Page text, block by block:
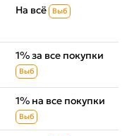
На всё Выб
1% за все покупки
Выб
1% на все покупки
Выб